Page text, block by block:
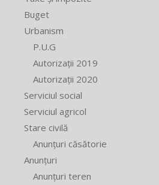
Buget
Urbanism
P.U.G
Autorizații 2019
Autorizații 2020
Serviciul social
Serviciul agricol
Stare civilă
Anunțuri căsătorie
Anunțuri
Anunțuri teren